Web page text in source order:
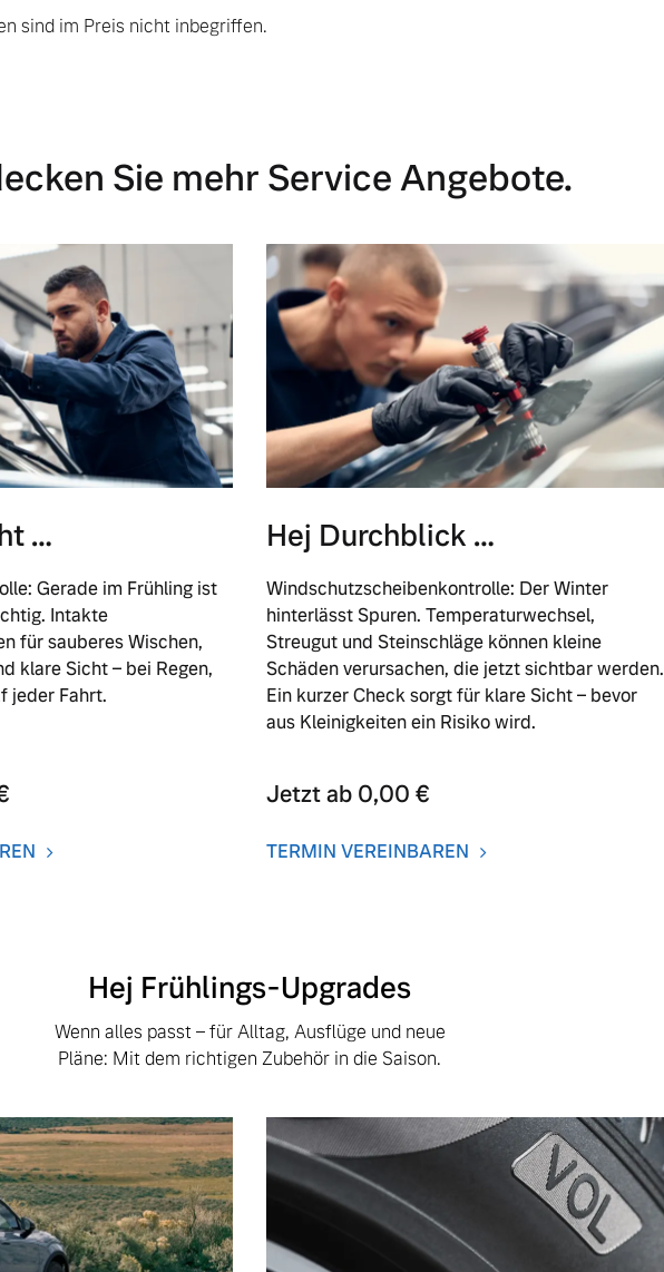
sind im Preis nicht inbegriffen.
Sie mehr Service Angebote.
…
Gerade im Frühling ist
Intakte
für sauberes Wischen,
klare Sicht – bei Regen,
jeder Fahrt.
Hej Durchblick …
Windschutzscheibenkontrolle: Der Winter
hinterlässt Spuren. Temperaturwechsel,
Streugut und Steinschläge können kleine
Schäden verursachen, die jetzt sichtbar werden.
Ein kurzer Check sorgt für klare Sicht – bevor
aus Kleinigkeiten ein Risiko wird.
Jetzt ab 0,00 €
TERMIN VEREINBAREN
Hej Frühlings-Upgrades
Wenn alles passt – für Alltag, Ausflüge und neue
Pläne: Mit dem richtigen Zubehör in die Saison.